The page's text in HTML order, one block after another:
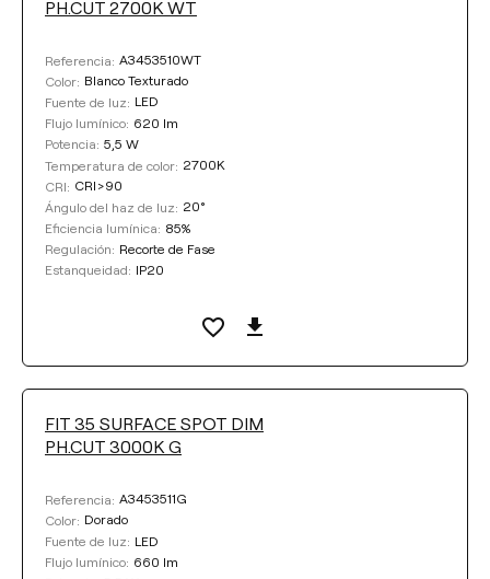
PH.CUT 2700K WT
Referencia: A3453510WT
Color: Blanco Texturado
Fuente de luz: LED
Flujo lumínico: 620 lm
Potencia: 5,5 W
Temperatura de color: 2700K
CRI: CRI>90
Ángulo del haz de luz: 20°
Eficiencia lumínica: 85%
Regulación: Recorte de Fase
Estanqueidad: IP20
FIT 35 SURFACE SPOT DIM
PH.CUT 3000K G
Referencia: A3453511G
Color: Dorado
Fuente de luz: LED
Flujo lumínico: 660 lm